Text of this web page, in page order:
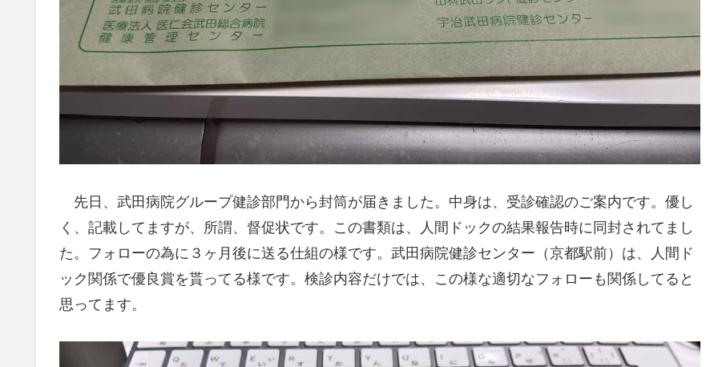
先日、武田病院グループ健診部門から封筒が届きました。中身は、受診確認のご案内です。優し
く、記載してますが、所謂、督促状です。この書類は、人間ドックの結果報告時に同封されてまし
た。フォローの為に３ヶ月後に送る仕組の様です。武田病院健診センター（京都駅前）は、人間ド
ック関係で優良賞を貰ってる様です。検診内容だけでは、この様な適切なフォローも関係してると
思ってます。